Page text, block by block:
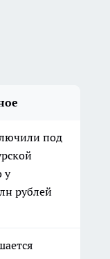
под
у
рублей